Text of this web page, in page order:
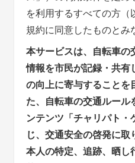
を利用するすべての方（
規約に同意したものとみ
本サービスは、自転車の
情報を市民が記録・共有
の向上に寄与することを
た、自転車の交通ルール
ンテンツ「チャリパト・
じ、交通安全の啓発に
本人の特定、追跡、晒し